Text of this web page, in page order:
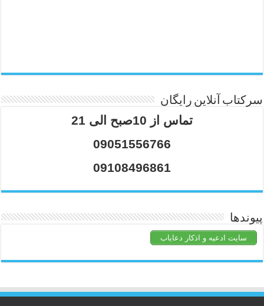
سرکتاب آنلاین رایگان
تماس از 10صبح الی 21
09051556766
09108496861
پیوندها
سایت ادعیه و اذکار دعایاب